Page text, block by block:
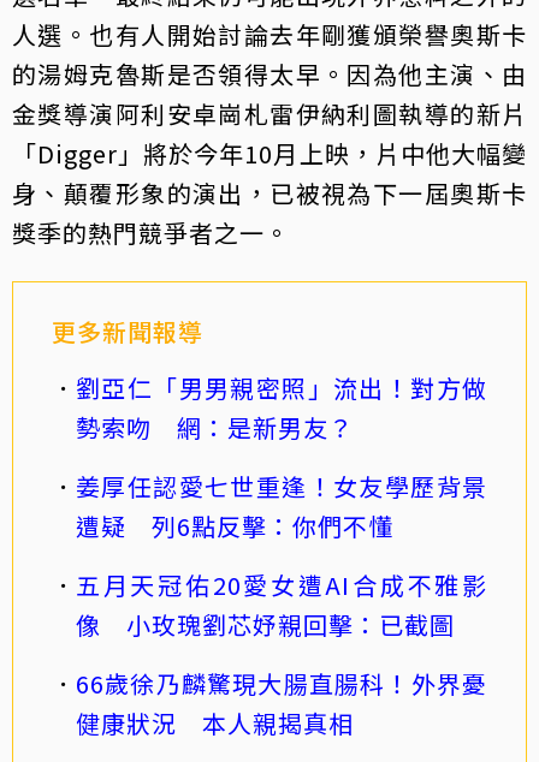
人選。也有人開始討論去年剛獲頒榮譽奧斯卡
的湯姆克魯斯是否領得太早。因為他主演、由
金獎導演阿利安卓崗札雷伊納利圖執導的新片
「Digger」將於今年10月上映，片中他大幅變
身、顛覆形象的演出，已被視為下一屆奧斯卡
獎季的熱門競爭者之一。
更多新聞報導
劉亞仁「男男親密照」流出！對方做
勢索吻 網：是新男友？
姜厚任認愛七世重逢！女友學歷背景
遭疑 列6點反擊：你們不懂
五月天冠佑20愛女遭AI合成不雅影
像 小玫瑰劉芯妤親回擊：已截圖
66歲徐乃麟驚現大腸直腸科！外界憂
健康狀況 本人親揭真相